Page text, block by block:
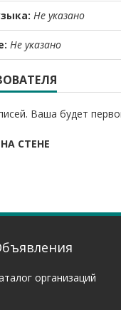
Не указано
Не указано
Ваша будет
СТЕНЕ
организаций